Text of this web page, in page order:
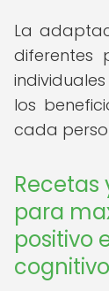
La
diferentes
los
cada
para
positivo
cognitivo